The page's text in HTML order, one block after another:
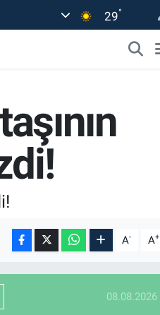
29°
A- A+
08.08.2026